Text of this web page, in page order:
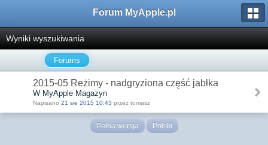
Forum MyApple.pl
Wyniki wyszukiwania
Forums
2015-05 Reżimy - nadgryziona część jabłka
W MyApple Magazyn
Napisano 21 sie 2015 10:43 przez tomasz
Pełna wersja Polski